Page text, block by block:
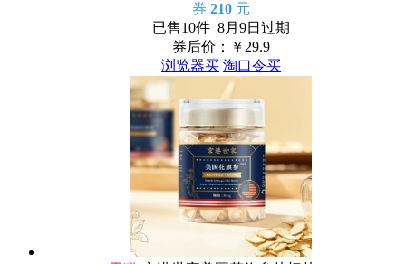
券 210 元
已售10件 8月9日过期
券后价：￥ 29.9
浏览器买 淘口令买